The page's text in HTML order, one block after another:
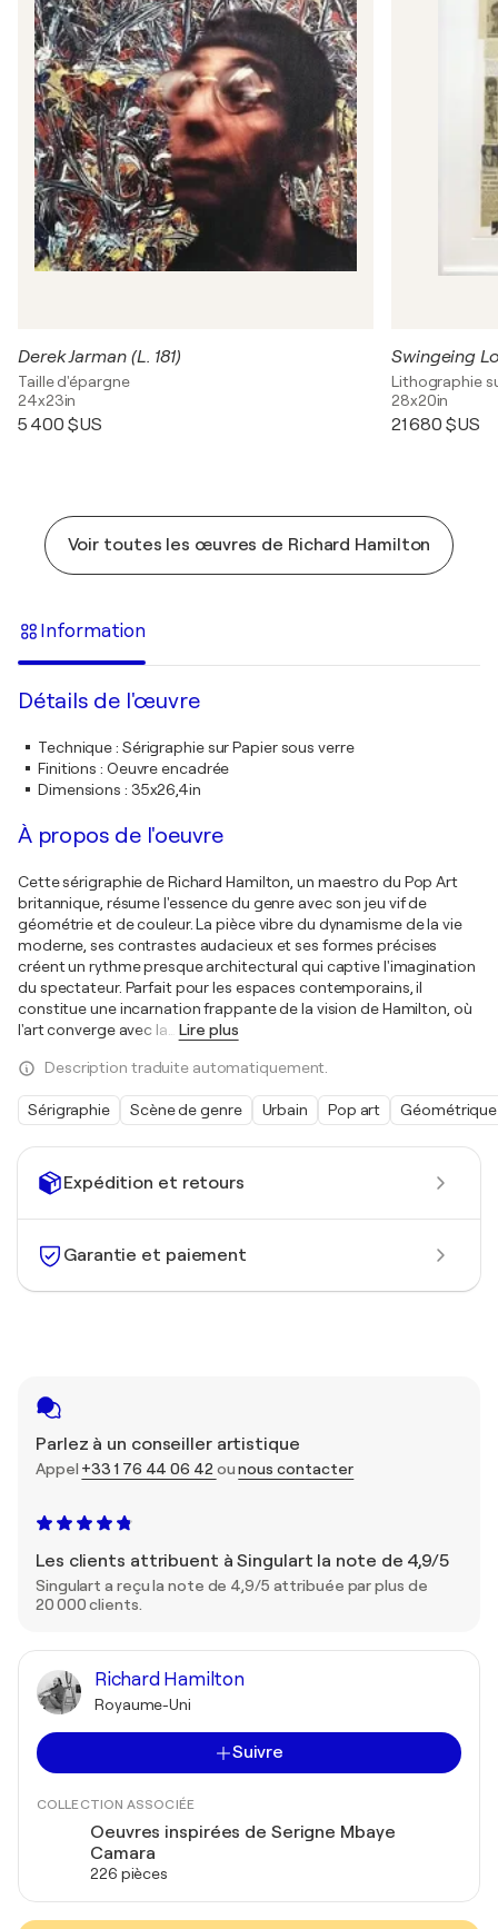
Expédition et retours
Garantie et paiement
Parlez à un conseiller artistique
Appel +33 1 76 44 06 42 ounous contacter
Les clients attribuent à Singulart la note de 4,9/5
Singulart a reçu la note de 4,9/5 attribuée par plus de
20 000 clients.
Richard Hamilton
Royaume-Uni
Suivre
COLLECTION ASSOCIÉE
Oeuvres inspirées de Serigne Mbaye
Camara
226 pièces
Derek Jarman (L. 181)
Taille d'épargne
24x23in
5 400 $US
Swingeing
Lithographie
28x20in
21 680 $US
Voir toutes les œuvres de Richard Hamilton
Information
Détails de l'œuvre
Technique: Sérigraphie sur Papier sous verre
Finitions : Oeuvre encadrée
Dimensions : 35x26,4in
À propos de l'oeuvre
Cette sérigraphie de Richard Hamilton, un maestro du Pop Art
britannique, résume l'essence du genre avec son jeu vif de
géométrie et de couleur. La pièce vibre du dynamisme de la vie
moderne, ses contrastes audacieux et ses formes précises
créent un rythme presque architectural qui captive l'imagination
du spectateur. Parfait pour les espaces contemporains, il
constitue une incarnation frappante de la vision de Hamilton, où
l'art converge avec la
Lire plus
Description traduite automatiquement.
Sérigraphie Scène de genre Urbain Pop art Géométrique